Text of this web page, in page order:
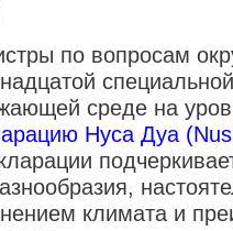
по вопросам
среде на
Нуса Дуа
климата и